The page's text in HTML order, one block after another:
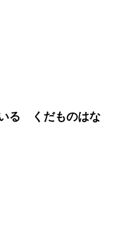
る くだものはな